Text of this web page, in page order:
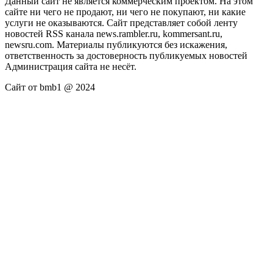
сайте ни чего не продают, ни чего не покупают, ни какие
услуги не оказываются. Сайт представляет собой ленту
новостей RSS канала news.rambler.ru, kommersant.ru,
newsru.com. Материалы публикуются без искажения,
ответственность за достоверность публикуемых новостей
Администрация сайта не несёт.
Сайт от bmb1 @ 2024